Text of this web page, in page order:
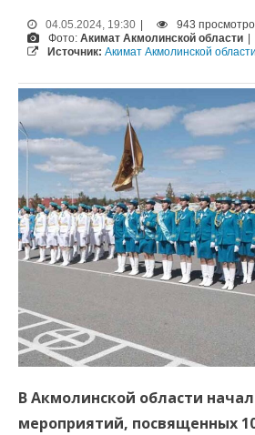
04.05.2024, 19:30 943
Фото: Акимат Акмолинской области
Источник: Акимат Акмолинской области
В Акмолинской области
мероприятий, посвященных